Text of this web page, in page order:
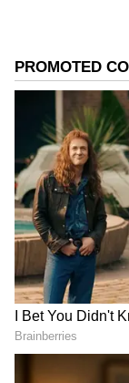
Related Articles
ಹೊಸಪೇಟೆಯ
ರಹಸ್ಯ; 15 ಅಡಿ